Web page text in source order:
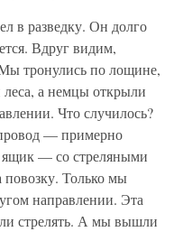
в разведку. Он долго
Вдруг видим,
тронулись по лощине,
а немцы открыли
Что случилось?
— примерно
ящик — со стреляными
повозку. Только мы
направлении. Эта
стрелять. А мы вышли